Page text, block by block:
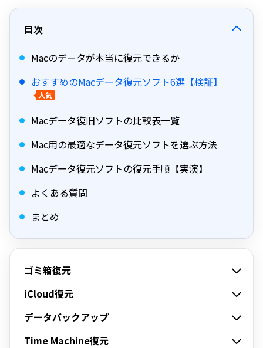
目次
Macのデータが本当に復元できるか
おすすめのMacデータ復元ソフト6選【検証】
人気
Macデータ復旧ソフトの比較表一覧
Mac用の最適なデータ復元ソフトを選ぶ方法
Macデータ復元ソフトの復元手順【実演】
よくある質問
まとめ
ゴミ箱復元
iCloud復元
データバックアップ
Time Machine復元